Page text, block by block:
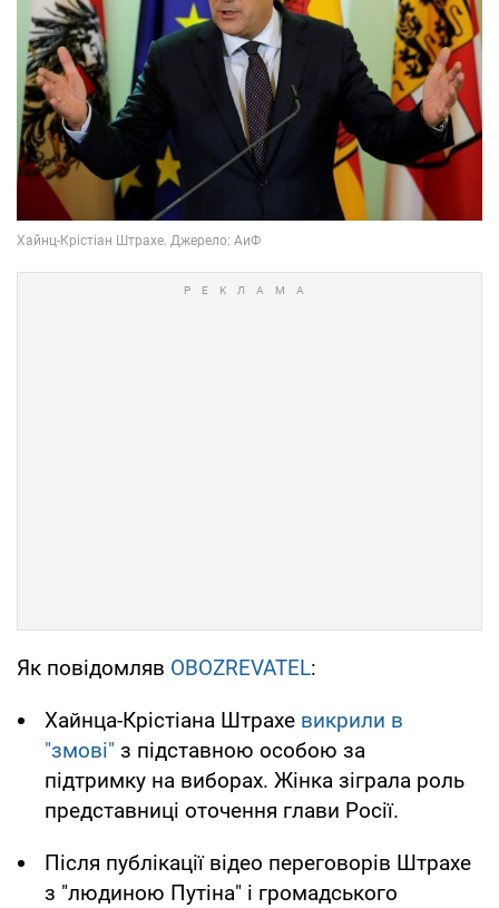
Як повідомляв OBOZREVATEL:
Хайнца-Крістіана Штрахе викрили в
"змові" з підставною особою за
підтримку на виборах. Жінка зіграла роль
представниці оточення глави Росії.
Після публікації відео переговорів Штрахе
з "людиною Путіна" і громадського